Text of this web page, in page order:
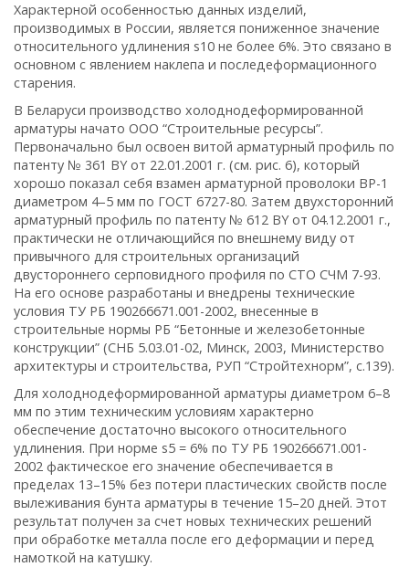
Характерной особенностью данных изделий,
производимых в России, является пониженное значение
относительного удлинения s10 не более 6%. Это связано в
основном с явлением наклепа и последеформационного
старения.
В Беларуси производство холоднодеформированной
арматуры начато ООО “Строительные ресурсы”.
Первоначально был освоен витой арматурный профиль по
патенту № 361 BY от 22.01.2001 г. (см. рис. 6), который
хорошо показал себя взамен арматурной проволоки ВР-1
диаметром 4–5 мм по ГОСТ 6727-80. Затем двухсторонний
арматурный профиль по патенту № 612 BY от 04.12.2001 г.,
практически не отличающийся по внешнему виду от
привычного для строительных организаций
двустороннего серповидного профиля по СТО СЧМ 7-93.
На его основе разработаны и внедрены технические
условия ТУ РБ 190266671.001-2002, внесенные в
строительные нормы РБ “Бетонные и железобетонные
конструкции” (СНБ 5.03.01-02, Минск, 2003, Министерство
архитектуры и строительства, РУП “Стройтехнорм”, с.139).
Для холоднодеформированной арматуры диаметром 6–8
мм по этим техническим условиям характерно
обеспечение достаточно высокого относительного
удлинения. При норме s5 = 6% по ТУ РБ 190266671.001-
2002 фактическое его значение обеспечивается в
пределах 13–15% без потери пластических свойств после
вылеживания бунта арматуры в течение 15–20 дней. Этот
результат получен за счет новых технических решений
при обработке металла после его деформации и перед
намоткой на катушку.